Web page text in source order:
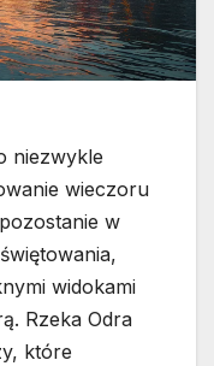
niezwykle
wieczoru
w
widokami
Rzeka Odra
które